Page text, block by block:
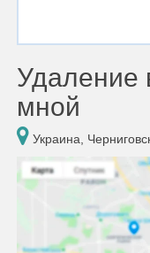
Удаление
мной
Украина,